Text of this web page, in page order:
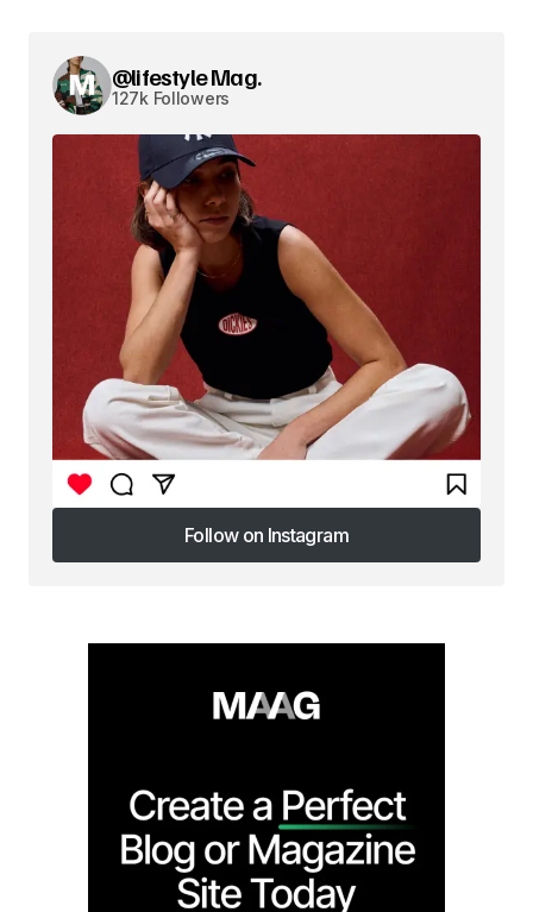
@lifestyle Mag.
127k Followers
Follow on Instagram
Follow on Instagram